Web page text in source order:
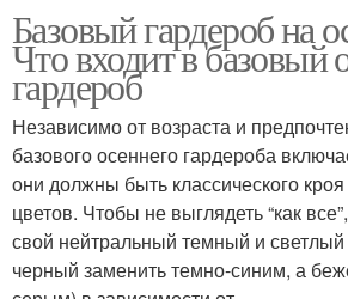
Базовый гардероб на
Что входит в базовый
гардероб
Независимо от возраста и
базового осеннего гардероба
они должны быть классического
цветов. Чтобы не выглядеть “как
свой нейтральный темный и
черный заменить темно-синим, а